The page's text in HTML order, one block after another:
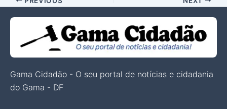
Gama Cidadão - O seu portal de notícias e cidadania
do Gama - DF